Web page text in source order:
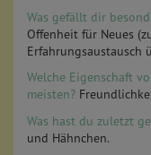
Was gefällt dir
Offenheit für Neues
Erfahrungsaustausch
Welche Eigenschaft
meisten?
Was hast du zuletzt
und Hähnchen.